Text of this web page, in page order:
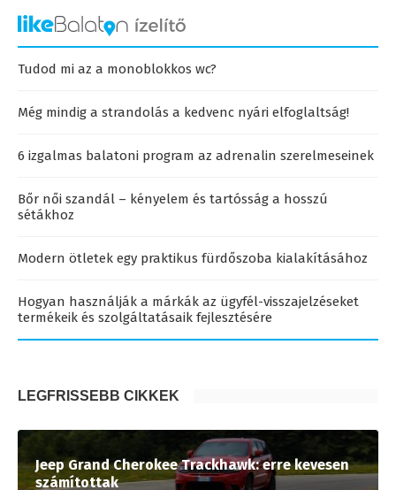
Tudod mi az a monoblokkos wc?
Még mindig a strandolás a kedvenc nyári elfoglaltság!
6 izgalmas balatoni program az adrenalin szerelmeseinek
Bőr női szandál – kényelem és tartósság a hosszú
sétákhoz
Modern ötletek egy praktikus fürdőszoba kialakításához
Hogyan használják a márkák az ügyfél-visszajelzéseket
termékeik és szolgáltatásaik fejlesztésére
LEGFRISSEBB CIKKEK
Jeep Grand Cherokee Trackhawk: erre kevesen
számítottak